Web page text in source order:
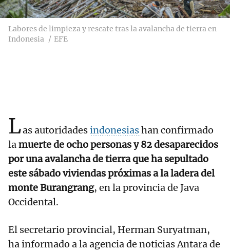
Labores de limpieza y rescate tras la avalancha de tierra en
Indonesia
EFE
Las autoridadesindonesiashan confirmado
lamuerte de ocho personas y 82 desaparecidos
por una avalancha de tierra que ha sepultado
este sábado viviendas próximas a la ladera del
monte Burangrang, en la provincia de Java
Occidental.
El secretario provincial, Herman Suryatman,
ha informado a la agencia de noticias Antara de